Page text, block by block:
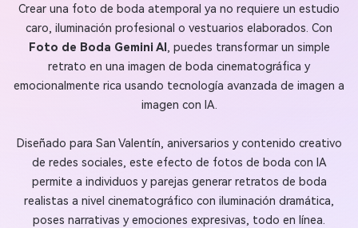
Crear una foto de boda atemporal ya no requiere un estudio
caro, iluminación profesional o vestuarios elaborados. Con
Foto de Boda Gemini AI , puedes transformar un simple
retrato en una imagen de boda cinematográfica y
emocionalmente rica usando tecnología avanzada de imagen a
imagen con IA.
Diseñado para San Valentín, aniversarios y contenido creativo
de redes sociales, este efecto de fotos de boda con IA
permite a individuos y parejas generar retratos de boda
realistas a nivel cinematográfico con iluminación dramática,
poses narrativas y emociones expresivas, todo en línea.